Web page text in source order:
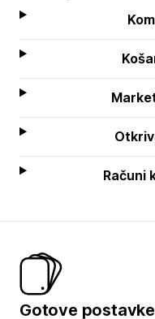
Računi
Gotove postavke